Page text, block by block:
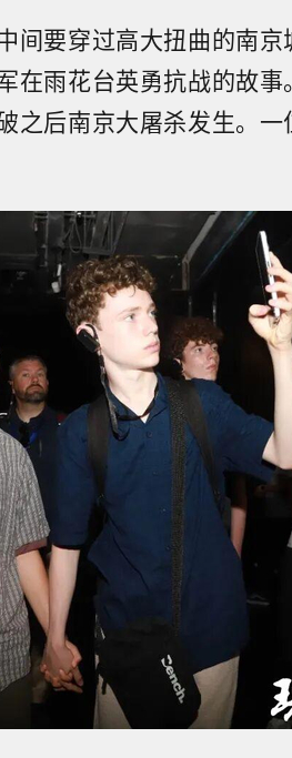
间要穿过高大扭曲的南
在雨花台英勇抗战的故
之后南京大屠杀发生。